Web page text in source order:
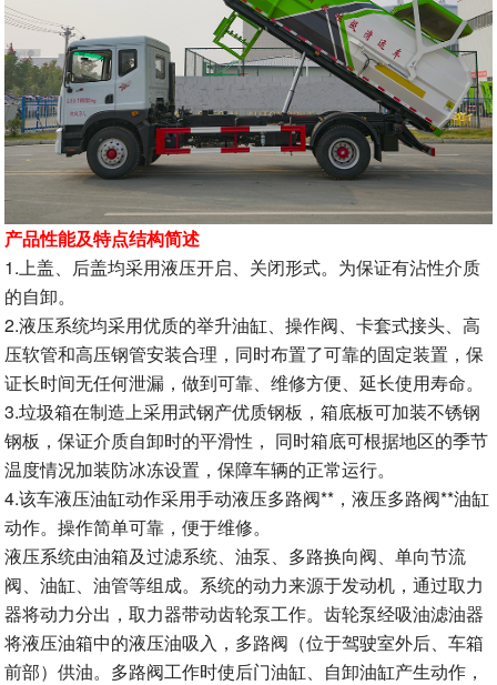
产品性能及特点结构简述
1.上盖、后盖均采用液压开启、关闭形式。为保证有沾性介质
的自卸。
2.液压系统均采用优质的举升油缸、操作阀、卡套式接头、高
压软管和高压钢管安装合理，同时布置了可靠的固定装置，保
证长时间无任何泄漏，做到可靠、维修方便、延长使用寿命。
3.垃圾箱在制造上采用武钢产优质钢板，箱底板可加装不锈钢
钢板，保证介质自卸时的平滑性， 同时箱底可根据地区的季节
温度情况加装防冰冻设置，保障车辆的正常运行。
4.该车液压油缸动作采用手动液压多路阀**，液压多路阀**油缸
动作。操作简单可靠，便于维修。
液压系统由油箱及过滤系统、油泵、多路换向阀、单向节流
阀、油缸、油管等组成。系统的动力来源于发动机，通过取力
器将动力分出，取力器带动齿轮泵工作。齿轮泵经吸油滤油器
将液压油箱中的液压油吸入，多路阀（位于驾驶室外后、车箱
前部）供油。多路阀工作时使后门油缸、自卸油缸产生动作，